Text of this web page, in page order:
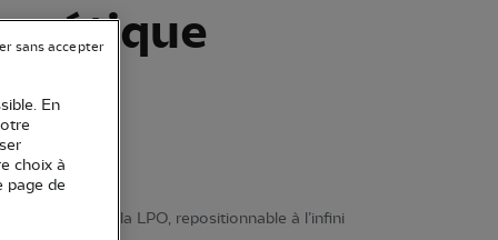
couleurs de la LPO, repositionnable à l’infini
En
choix à
page de
sans accepter